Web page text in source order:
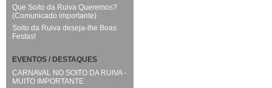
Que Soito da Ruiva Queremos?
(Comunicado importante)
Soito da Ruiva deseja-lhe Boas
Festas!
EVENTOS / DESTAQUES
CARNAVAL NO SOITO DA RUIVA -
MUITO IMPORTANTE